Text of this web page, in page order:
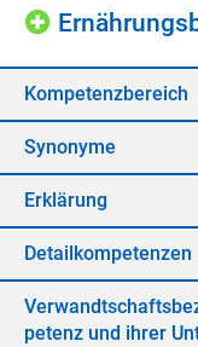
Kom­pe­tenz­be­reich
Syn­ony­me
Er­klä­rung
De­tail­kom­pe­ten­zen
pe­tenz und ih­rer